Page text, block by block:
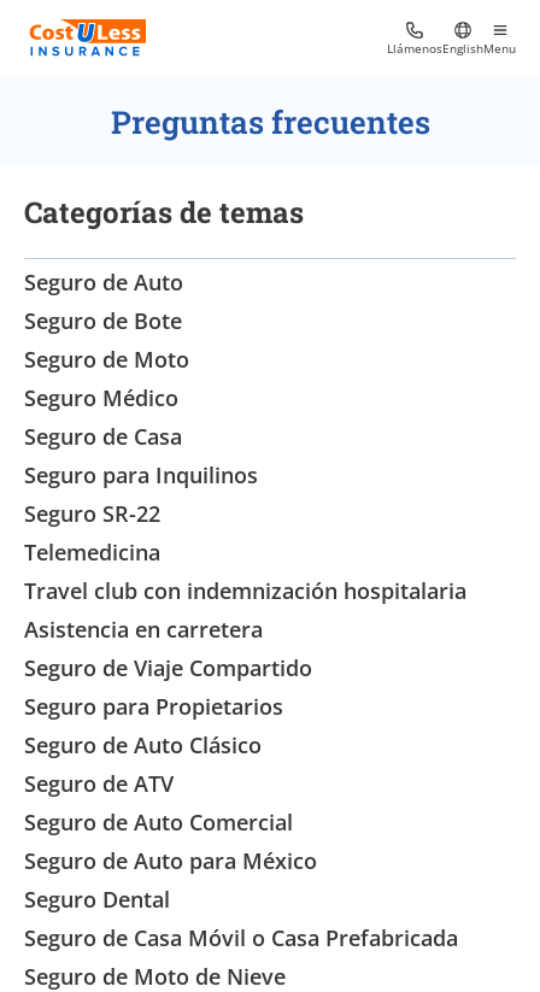
LlámenosEnglishMenu
Preguntas frecuentes
Categorías de temas
Seguro de Auto
Seguro de Bote
Seguro de Moto
Seguro Médico
Seguro de Casa
Seguro para Inquilinos
Seguro SR-22
Telemedicina
Travel club con indemnización hospitalaria
Asistencia en carretera
Seguro de Viaje Compartido
Seguro para Propietarios
Seguro de Auto Clásico
Seguro de ATV
Seguro de Auto Comercial
Seguro de Auto para México
Seguro Dental
Seguro de Casa Móvil o Casa Prefabricada
Seguro de Moto de Nieve